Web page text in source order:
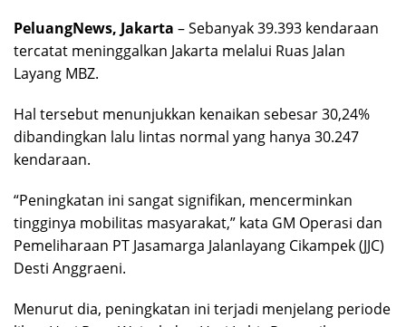
PeluangNews, Jakarta – Sebanyak 39.393 kendaraan
tercatat meninggalkan Jakarta melalui Ruas Jalan
Layang MBZ.
Hal tersebut menunjukkan kenaikan sebesar 30,24%
dibandingkan lalu lintas normal yang hanya 30.247
kendaraan.
“Peningkatan ini sangat signifikan, mencerminkan
tingginya mobilitas masyarakat,” kata GM Operasi dan
Pemeliharaan PT Jasamarga Jalanlayang Cikampek (JJC)
Desti Anggraeni.
Menurut dia, peningkatan ini terjadi menjelang periode